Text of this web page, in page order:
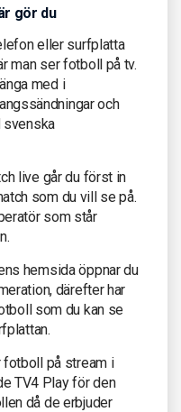
gör du
eller surfplatta
man ser fotboll på tv.
med i
och
svenska
live går du först in
som du vill se på.
som står
hemsida öppnar du
därefter har
som du kan se
fotboll på stream i
TV4 Play för den
då de erbjuder